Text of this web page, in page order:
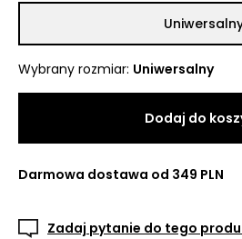
Wybrany rozmiar: Uniwersalny
Dodaj do
Darmowa dostawa od 349 PLN
Zadaj pytanie do tego